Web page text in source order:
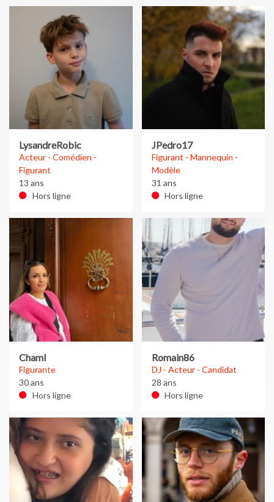
LysandreRobic
Acteur - Comédien -
Figurant
13 ans
Hors ligne
JPedro17
Figurant - Mannequin -
Modèle
31 ans
Hors ligne
Chaml
Figurante
30 ans
Hors ligne
Romain86
DJ - Acteur - Candidat
28 ans
Hors ligne